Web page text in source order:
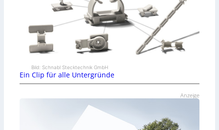
Bild: Schnabl Stecktechnik GmbH
Ein Clip für alle Untergründe
Anzeige